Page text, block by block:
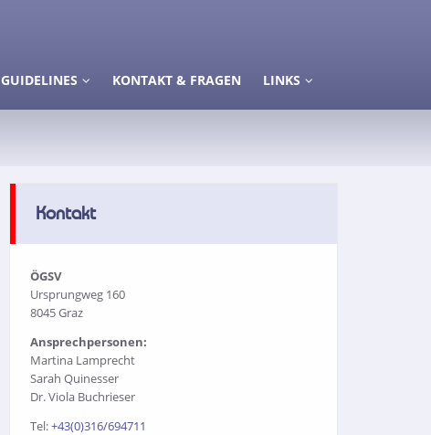
GUIDELINES KONTAKT & FRAGEN LINKS
Kontakt
ÖGSV
Ursprungweg 160
8045 Graz
Ansprechpersonen:
Martina Lamprecht
Sarah Quinesser
Dr. Viola Buchrieser
Tel:+43(0)316/694711